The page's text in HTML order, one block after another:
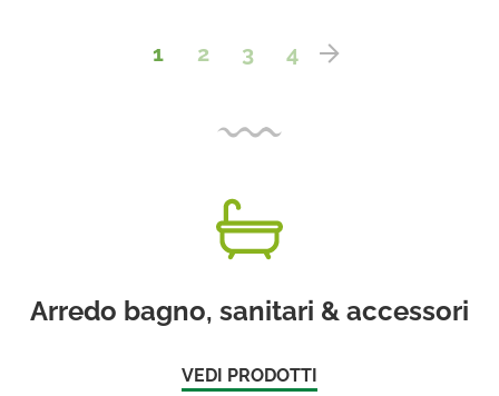
1 2 3 4
Arredo bagno, sanitari & accessori
VEDI PRODOTTI